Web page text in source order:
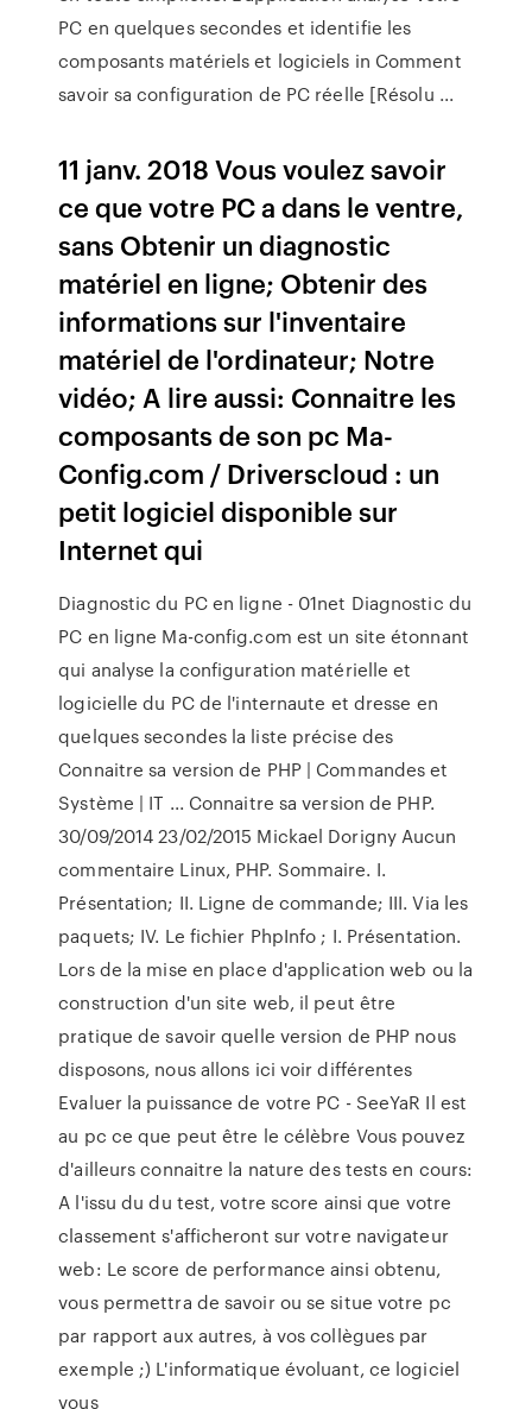
PC en quelques secondes et identifie les
composants matériels et logiciels in Comment
savoir sa configuration de PC réelle [Résolu ...
11 janv. 2018 Vous voulez savoir
ce que votre PC a dans le ventre,
sans Obtenir un diagnostic
matériel en ligne; Obtenir des
informations sur l'inventaire
matériel de l'ordinateur; Notre
vidéo; A lire aussi: Connaitre les
composants de son pc Ma-
Config.com / Driverscloud : un
petit logiciel disponible sur
Internet qui
Diagnostic du PC en ligne - 01net Diagnostic du
PC en ligne Ma-config.com est un site étonnant
qui analyse la configuration matérielle et
logicielle du PC de l'internaute et dresse en
quelques secondes la liste précise des
Connaitre sa version de PHP | Commandes et
Système | IT ... Connaitre sa version de PHP.
30/09/2014 23/02/2015 Mickael Dorigny Aucun
commentaire Linux, PHP. Sommaire. I.
Présentation; II. Ligne de commande; III. Via les
paquets; IV. Le fichier PhpInfo ; I. Présentation.
Lors de la mise en place d'application web ou la
construction d'un site web, il peut être
pratique de savoir quelle version de PHP nous
disposons, nous allons ici voir différentes
Evaluer la puissance de votre PC - SeeYaR Il est
au pc ce que peut être le célèbre Vous pouvez
d'ailleurs connaitre la nature des tests en cours:
A l'issu du du test, votre score ainsi que votre
classement s'afficheront sur votre navigateur
web: Le score de performance ainsi obtenu,
vous permettra de savoir ou se situe votre pc
par rapport aux autres, à vos collègues par
exemple ;) L'informatique évoluant, ce logiciel
vous